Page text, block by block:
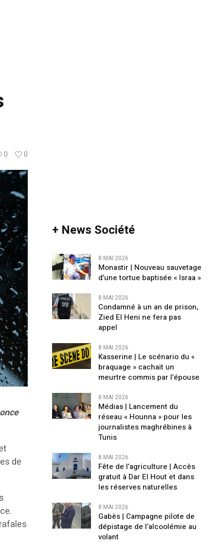
0 0
de
+ News Société
8 MAI 2026
Monastir | Nouveau sauvetage
d’une tortue baptisée « Israa »
8 MAI 2026
Condamné à un an de prison,
Zied El Heni ne fera pas
appel
8 MAI 2026
Kasserine | Le scénario du «
braquage » cachait un
meurtre commis par l’épouse
8 MAI 2026
Médias | Lancement du
réseau « Hounna » pour les
journalistes maghrébines à
Tunis
8 MAI 2026
Fête de l’agriculture | Accès
gratuit à Dar El Hout et dans
les réserves naturelles
8 MAI 2026
Gabès | Campagne pilote de
dépistage de l’alcoolémie au
volant